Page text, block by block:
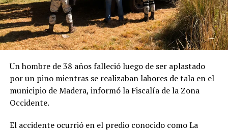
Un hombre de 38 años falleció luego de ser aplastado
por un pino mientras se realizaban labores de tala en el
municipio de Madera, informó la Fiscalía de la Zona
Occidente.
El accidente ocurrió en el predio conocido como La